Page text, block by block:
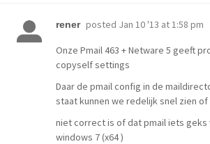
rener posted Jan 10 '13 at 1:58 pm
Onze Pmail 463 + Netware 5 geeft
copyself settings
Daar de pmail config in de
staat kunnen we redelijk snel zien
niet correct is of dat pmail iets geks
windows 7 (x64 )